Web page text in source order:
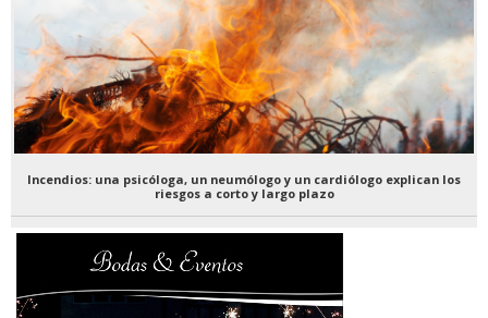
Incendios: una psicóloga, un neumólogo y un cardiólogo explican los
riesgos a corto y largo plazo